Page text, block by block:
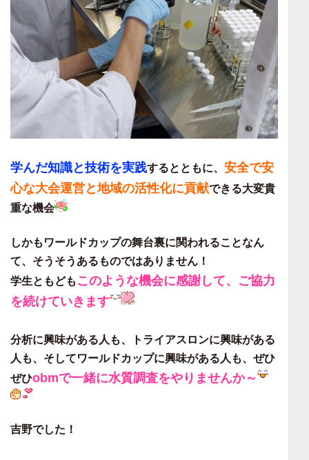
学んだ知識と技術を実践するとともに、 安全で安
心な大会運営と地域の活性化に貢献できる大変貴
重な機会
しかもワールドカップの舞台裏に関われることなん
て、そうそうあるものではありません！
学生ともども このような機会に感謝して、ご協力
を続けていきます
分析に興味がある人も、トライアスロンに興味がある
人も、そしてワールドカップに興味がある人も、ぜひ
ぜひobmで一緒に水質調査をやりませんか～
吉野でした！